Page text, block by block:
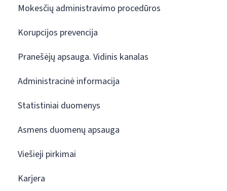
Mokesčių administravimo procedūros
Korupcijos prevencija
Pranešėjų apsauga. Vidinis kanalas
Administracinė informacija
Statistiniai duomenys
Asmens duomenų apsauga
Viešieji pirkimai
Karjera